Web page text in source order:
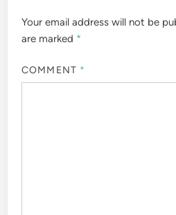
Your email address will not be
are marked *
COMMENT *